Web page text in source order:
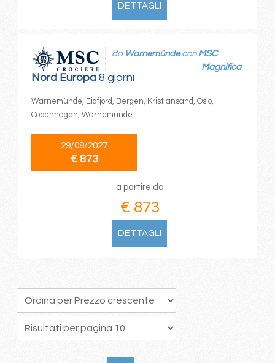
DETTAGLI
Nord Europa8 giorni
da Warnemündecon MSC
Magnifica
Warnemünde, Eidfjord, Bergen, Kristiansand, Oslo,
Copenhagen, Warnemünde
29/08/2027
€ 873
a partire da
€ 873
DETTAGLI